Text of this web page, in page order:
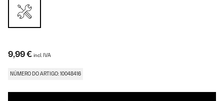
9,99 € incl. IVA
NÚMERO DO ARTIGO: 10048416